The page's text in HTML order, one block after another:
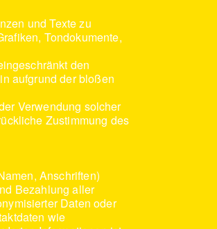
und Texte zu
Tondokumente,
den
aufgrund der bloßen
Verwendung solcher
Zustimmung des
Anschriften)
Bezahlung aller
Daten oder
wie